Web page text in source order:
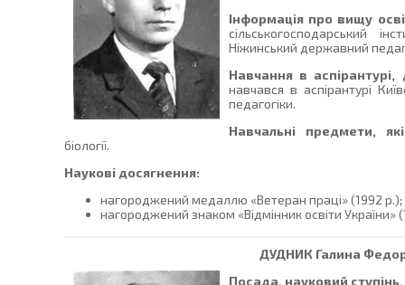
Інформація про вищу
сільськогосподарський
Ніжинський державний
Навчання в аспірантурі,
навчався в аспірантурі
педагогіки.
Навчальні предмети,
біології.
Наукові досягнення:
нагороджений медаллю «Ветеран праці» (1992 р.);
нагороджений знаком «Відмінник освіти України»
ДУДНИК Галина
Посада, науковий